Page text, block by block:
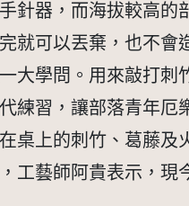
針器，而海拔較高
就可以丟棄，也不
大學問。用來敲打
練習，讓部落青年厄
桌上的刺竹、葛藤
工藝師阿貴表示，現